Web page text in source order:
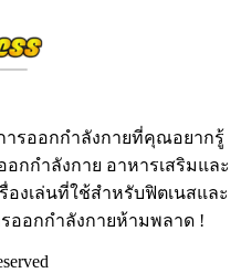
ารออกกำลังกายที่คุณอยากรู้
กกำลังกาย อาหารเสริมและ
งเล่นที่ใช้สำหรับฟิตเนสและ
ออกกำลังกายห้ามพลาด !